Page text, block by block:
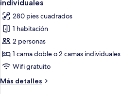
o
2
individuales
las
fotos
de
Habitación
ejecutiva
con
1
cama
individuales
280 pies cuadrados
1 habitación
2 personas
1 cama doble o 2 camas individuales
Wifi gratuito
Más detalles
Más